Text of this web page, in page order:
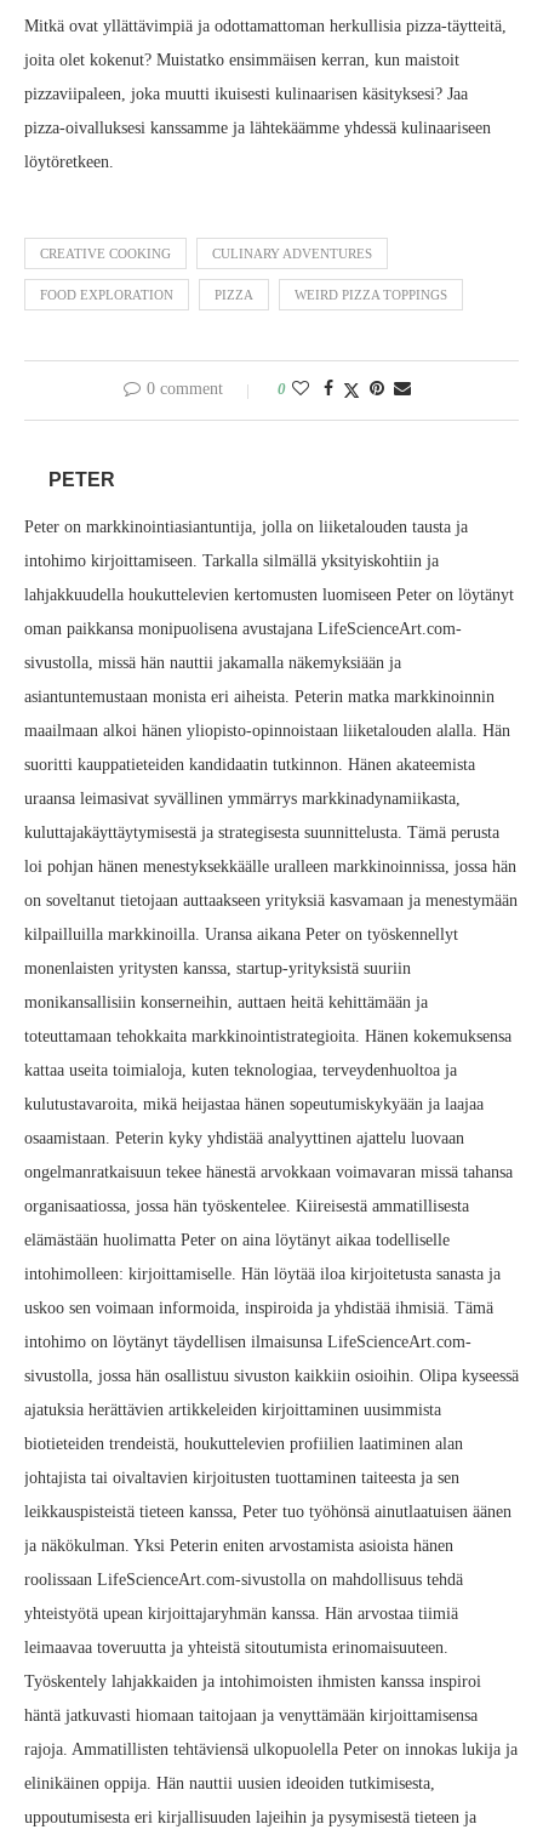
Mitkä ovat yllättävimpiä ja odottamattoman herkullisia pizza‑täytteitä,
joita olet kokenut? Muistatko ensimmäisen kerran, kun maistoit
pizzaviipaleen, joka muutti ikuisesti kulinaarisen käsityksesi? Jaa
pizza‑oivalluksesi kanssamme ja lähtekäämme yhdessä kulinaariseen
löytöretkeen.
CREATIVE COOKING CULINARY ADVENTURES
FOOD EXPLORATION PIZZA WEIRD PIZZA TOPPINGS
0 comment 0
PETER
Peter on markkinointiasiantuntija, jolla on liiketalouden tausta ja
intohimo kirjoittamiseen. Tarkalla silmällä yksityiskohtiin ja
lahjakkuudella houkuttelevien kertomusten luomiseen Peter on löytänyt
oman paikkansa monipuolisena avustajana LifeScienceArt.com-
sivustolla, missä hän nauttii jakamalla näkemyksiään ja
asiantuntemustaan monista eri aiheista. Peterin matka markkinoinnin
maailmaan alkoi hänen yliopisto-opinnoistaan liiketalouden alalla. Hän
suoritti kauppatieteiden kandidaatin tutkinnon. Hänen akateemista
uraansa leimasivat syvällinen ymmärrys markkinadynamiikasta,
kuluttajakäyttäytymisestä ja strategisesta suunnittelusta. Tämä perusta
loi pohjan hänen menestyksekkäälle uralleen markkinoinnissa, jossa hän
on soveltanut tietojaan auttaakseen yrityksiä kasvamaan ja menestymään
kilpailluilla markkinoilla. Uransa aikana Peter on työskennellyt
monenlaisten yritysten kanssa, startup-yrityksistä suuriin
monikansallisiin konserneihin, auttaen heitä kehittämään ja
toteuttamaan tehokkaita markkinointistrategioita. Hänen kokemuksensa
kattaa useita toimialoja, kuten teknologiaa, terveydenhuoltoa ja
kulutustavaroita, mikä heijastaa hänen sopeutumiskykyään ja laajaa
osaamistaan. Peterin kyky yhdistää analyyttinen ajattelu luovaan
ongelmanratkaisuun tekee hänestä arvokkaan voimavaran missä tahansa
organisaatiossa, jossa hän työskentelee. Kiireisestä ammatillisesta
elämästään huolimatta Peter on aina löytänyt aikaa todelliselle
intohimolleen: kirjoittamiselle. Hän löytää iloa kirjoitetusta sanasta ja
uskoo sen voimaan informoida, inspiroida ja yhdistää ihmisiä. Tämä
intohimo on löytänyt täydellisen ilmaisunsa LifeScienceArt.com-
sivustolla, jossa hän osallistuu sivuston kaikkiin osioihin. Olipa kyseessä
ajatuksia herättävien artikkeleiden kirjoittaminen uusimmista
biotieteiden trendeistä, houkuttelevien profiilien laatiminen alan
johtajista tai oivaltavien kirjoitusten tuottaminen taiteesta ja sen
leikkauspisteistä tieteen kanssa, Peter tuo työhönsä ainutlaatuisen äänen
ja näkökulman. Yksi Peterin eniten arvostamista asioista hänen
roolissaan LifeScienceArt.com-sivustolla on mahdollisuus tehdä
yhteistyötä upean kirjoittajaryhmän kanssa. Hän arvostaa tiimiä
leimaavaa toveruutta ja yhteistä sitoutumista erinomaisuuteen.
Työskentely lahjakkaiden ja intohimoisten ihmisten kanssa inspiroi
häntä jatkuvasti hiomaan taitojaan ja venyttämään kirjoittamisensa
rajoja. Ammatillisten tehtäviensä ulkopuolella Peter on innokas lukija ja
elinikäinen oppija. Hän nauttii uusien ideoiden tutkimisesta,
uppoutumisesta eri kirjallisuuden lajeihin ja pysymisestä tieteen ja